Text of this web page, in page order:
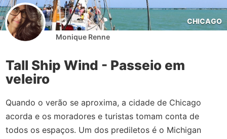
CHICAGO
Monique Renne
Tall Ship Wind - Passeio em
veleiro
Quando o verão se aproxima, a cidade de Chicago
acorda e os moradores e turistas tomam conta de
todos os espaços. Um dos prediletos é o Michigan